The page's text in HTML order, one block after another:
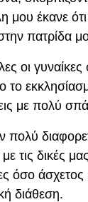
έκανε
πατρίδα
οι
το
με πολύ
τις δικές
όσο άσχετος
διάθεση.